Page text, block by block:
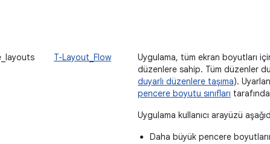
T-Layout_Flow
Uygulama, tüm ekran boyutları
düzenlere sahip. Tüm düzenler
duyarlı düzenlere taşıma).
pencere boyutu sınıfları
Uygulama kullanıcı arayüzü
Daha büyük pencere